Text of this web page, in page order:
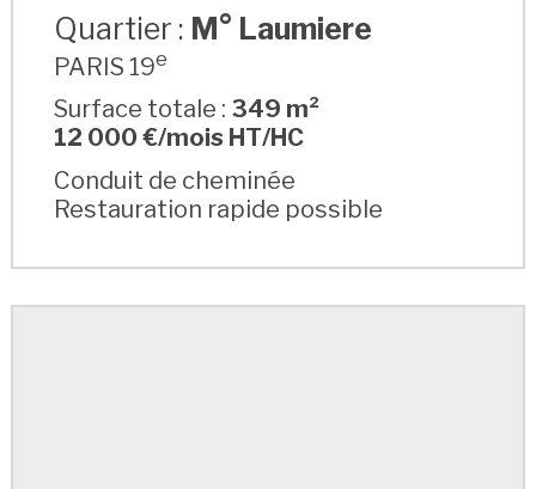
Quartier : M° Laumiere
PARIS 19e
Surface totale : 349 m²
12 000 €/mois HT/HC
Conduit de cheminée
Restauration rapide possible